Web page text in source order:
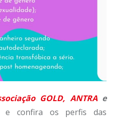
GOLD, ANTRAe
e confira os perfis das